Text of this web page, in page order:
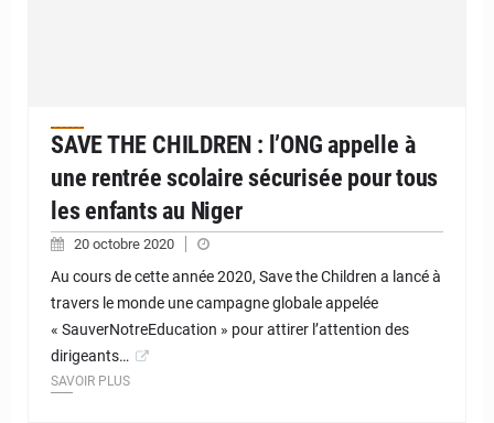
SAVE THE CHILDREN : l’ONG appelle à
une rentrée scolaire sécurisée pour tous
les enfants au Niger
20 octobre 2020
Au cours de cette année 2020, Save the Children a lancé à
travers le monde une campagne globale appelée
« SauverNotreEducation » pour attirer l’attention des
dirigeants…
SAVOIR PLUS